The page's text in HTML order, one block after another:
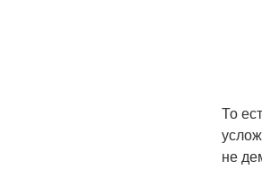
То
не